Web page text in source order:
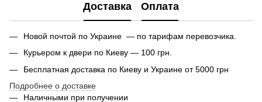
Доставка Оплата
Новой почтой по Украине — по тарифам перевозчика.
Курьером к двери по Киеву — 100 грн.
Бесплатная доставка по Киеву и Украине от 5000 грн
Подробнее о доставке
Наличными при получении